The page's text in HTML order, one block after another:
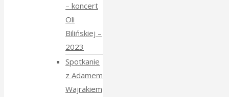
– koncert
Oli
Bilińskiej –
2023
Spotkanie
z Adamem
Wajrakiem